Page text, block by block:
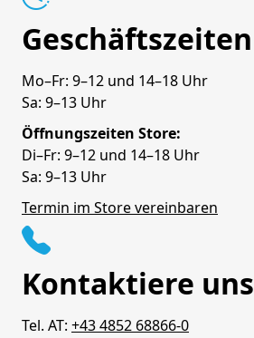
Geschäftszeiten
Mo–Fr: 9–12 und 14–18 Uhr
Sa: 9–13 Uhr
Öffnungszeiten Store:
Di–Fr: 9–12 und 14–18 Uhr
Sa: 9–13 Uhr
Termin im Store vereinbaren
Kontaktiere uns
Tel. AT: +43 4852 68866-0